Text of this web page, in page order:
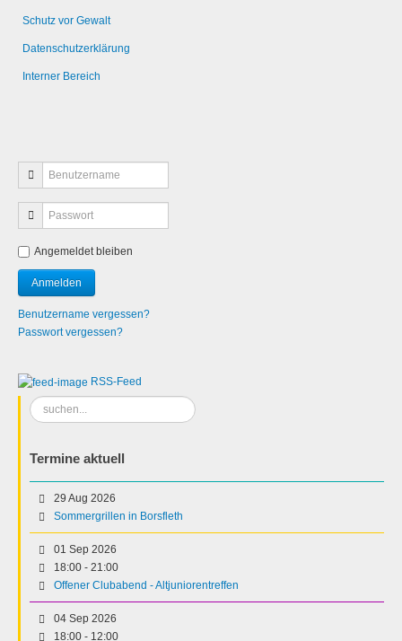
Schutz vor Gewalt
Datenschutzerklärung
Interner Bereich
Angemeldet bleiben
Benutzername vergessen?
Passwort vergessen?
RSS-Feed
Suchen
...
Termine aktuell
29 Aug 2026
Sommergrillen in Borsfleth
01 Sep 2026
18:00 - 21:00
Offener Clubabend - Altjuniorentreffen
04 Sep 2026
18:00 - 12:00